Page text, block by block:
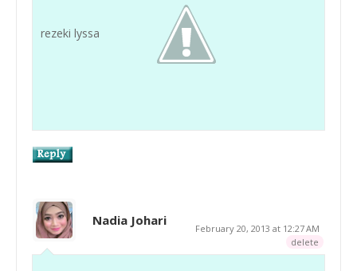
rezeki lyssa
Nadia Johari
February 20, 2013 at 12:27 AM
delete